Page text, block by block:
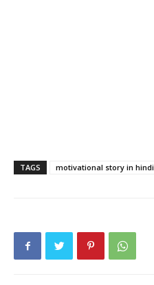
TAGS motivational story in hindi